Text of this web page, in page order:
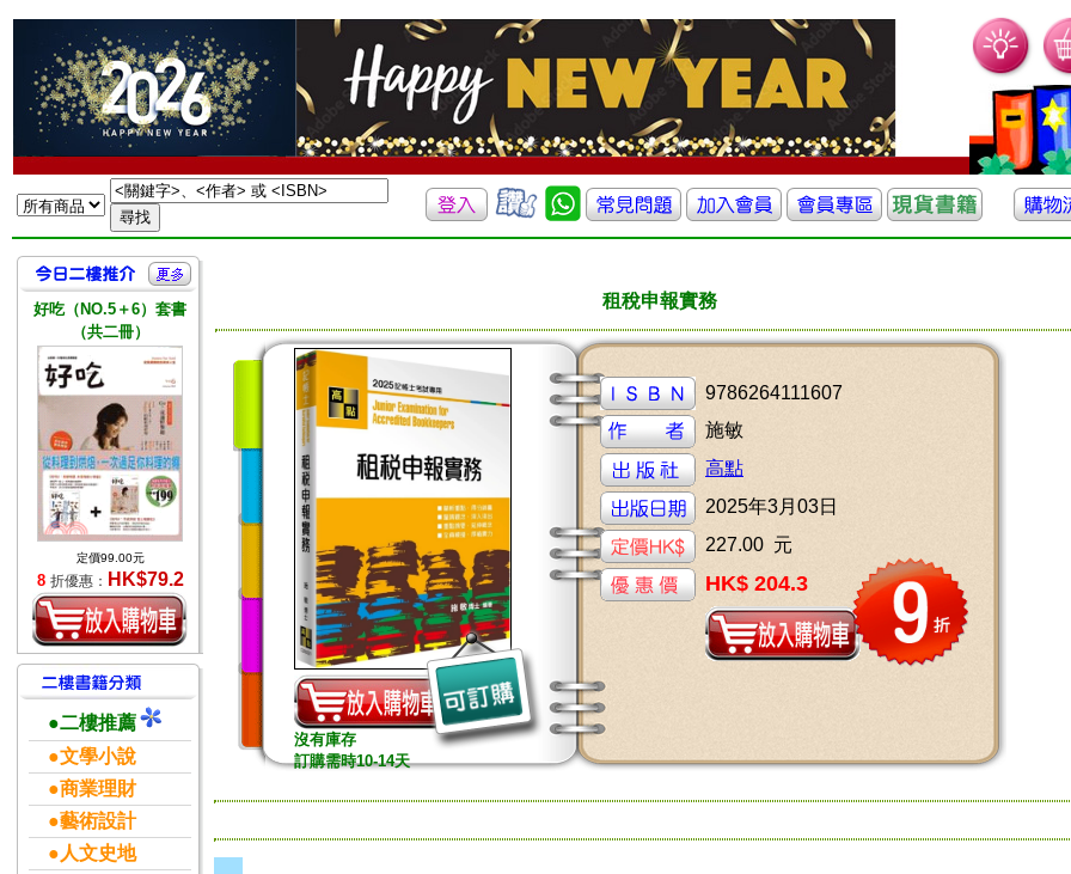
好吃（NO.5＋6）套書
（共二冊）
定價99.00元
8 折優惠： HK$79.2
●二樓推薦
●文學小說
●商業理財
●藝術設計
●人文史地
租稅申報實務
沒有庫存
訂購需時10-14天
9786264111607
施敏
高點
2025年3月03日
227.00 元
HK$ 204.3